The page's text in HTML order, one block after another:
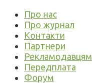
Про нас
Про журнал
Контакти
Партнери
Рекламодавцям
Передплата
Форум